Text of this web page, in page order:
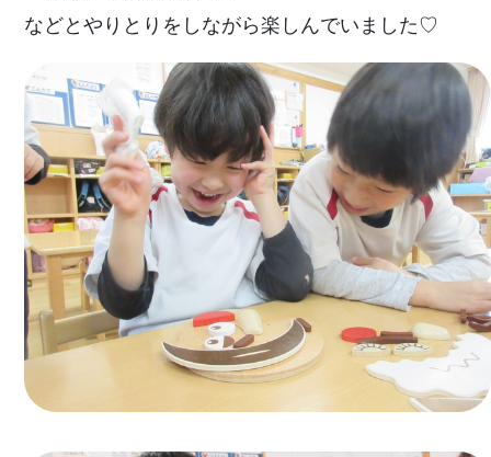
などとやりとりをしながら楽しんでいました♡